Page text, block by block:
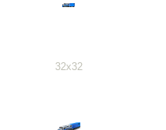
32x32